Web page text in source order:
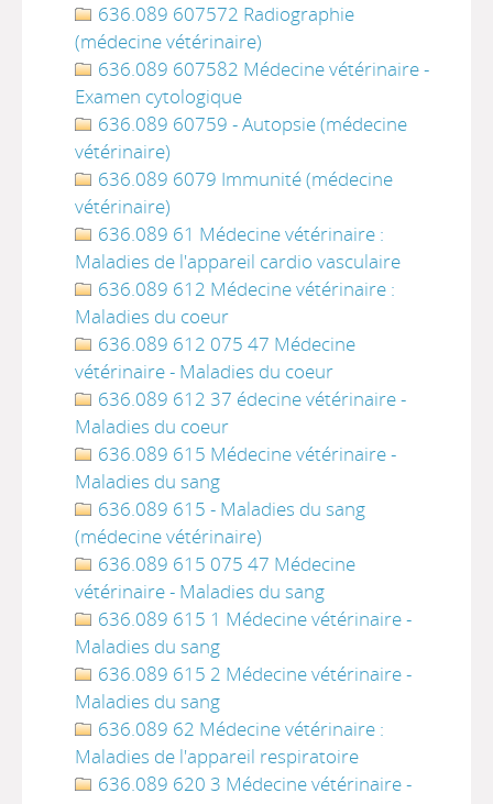
636.089 607572 Radiographie
(médecine vétérinaire)
636.089 607582 Médecine vétérinaire -
Examen cytologique
636.089 60759 - Autopsie (médecine
vétérinaire)
636.089 6079 Immunité (médecine
vétérinaire)
636.089 61 Médecine vétérinaire :
Maladies de l'appareil cardio vasculaire
636.089 612 Médecine vétérinaire :
Maladies du coeur
636.089 612 075 47 Médecine
vétérinaire - Maladies du coeur
636.089 612 37 édecine vétérinaire -
Maladies du coeur
636.089 615 Médecine vétérinaire -
Maladies du sang
636.089 615 - Maladies du sang
(médecine vétérinaire)
636.089 615 075 47 Médecine
vétérinaire - Maladies du sang
636.089 615 1 Médecine vétérinaire -
Maladies du sang
636.089 615 2 Médecine vétérinaire -
Maladies du sang
636.089 62 Médecine vétérinaire :
Maladies de l'appareil respiratoire
636.089 620 3 Médecine vétérinaire -